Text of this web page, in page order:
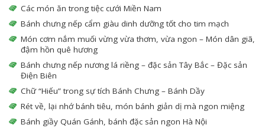
Các món ăn trong tiệc cưới Miền Nam
Bánh chưng nếp cẩm giàu dinh dưỡng tốt cho tim mạch
Món cơm nắm muối vừng vừa thơm, vừa ngon – Món dân giã,
đậm hồn quê hương
Bánh chưng nếp nương lá riềng – đặc sản Tây Bắc – Đặc sản
Điện Biên
Chữ “Hiếu” trong sự tích Bánh Chưng – Bánh Dầy
Rét về, lại nhớ bánh tiêu, món bánh giản dị mà ngon miệng
Bánh giầy Quán Gánh, bánh đặc sản ngon Hà Nội